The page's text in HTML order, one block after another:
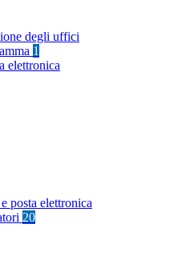
degli uffici
1
elettronica
posta elettronica
20